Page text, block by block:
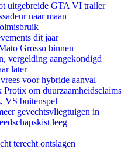
uitgebreide GTA VI trailer
naar maan
dit jaar
Grosso binnen
vergelding aangekondigd
later
voor hybride aanval
om duurzaamheidsclaims
VS buitenspel
gevechtsvliegtuigen in
leeg
terecht ontslagen